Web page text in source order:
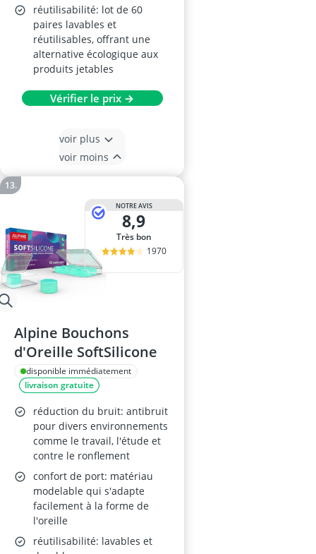
réutilisabilité: lot de 60
paires lavables et
réutilisables, offrant une
alternative écologique aux
produits jetables
Vérifier le prix →
voir plus
voir moins
NOTRE AVIS
8,9
Très bon
1970
Alpine Bouchons
d'Oreille SoftSilicone
disponible immédiatement
livraison gratuite
réduction du bruit: antibruit
pour divers environnements
comme le travail, l'étude et
contre le ronflement
confort de port: matériau
modelable qui s'adapte
facilement à la forme de
l'oreille
réutilisabilité: lavables et